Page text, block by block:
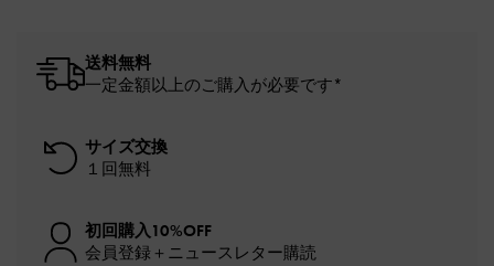
送料無料
一定金額以上のご購入が必要です*
サイズ交換
１回無料
初回購入10%OFF
会員登録＋ニュースレター購読